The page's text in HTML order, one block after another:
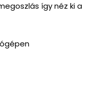
így néz ki a